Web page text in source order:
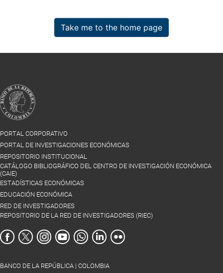
Take me to the home page
PORTAL CORPORATIVO
PORTAL DE INVESTIGACIONES ECONÓMICAS
REPOSITORIO INSTITUCIONAL
CATÁLOGO BIBLIOGRÁFICO DEL CENTRO DE INVESTIGACIÓN ECONÓMICA
(CAIE)
ESTADÍSTICAS ECONÓMICAS
EDUCACIÓN ECONÓMICA
RED DE INVESTIGADORES
REPOSITORIO DE LA RED DE INVESTIGADORES (RIEC)
BANCO DE LA REPÚBLICA | COLOMBIA